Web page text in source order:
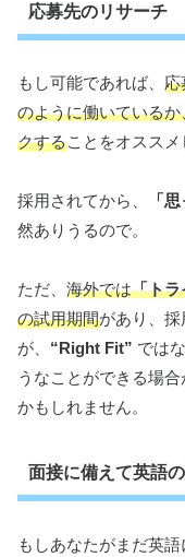
応募先のリサーチ
もし可能であれば、 応
のように働いている
クすることをオススメ
採用されてから、 「
然ありうるので。
ただ、 海外では「トラ
の試用期間があり、
が、 “Right Fit” では
うなことができる場
かもしれません。
面接に備えて英語
もしあなたがまだ英